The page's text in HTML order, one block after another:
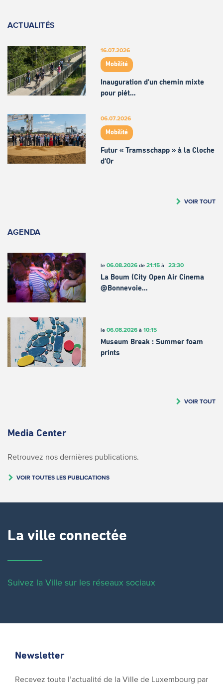
ACTUALITÉS
16.07.2026
Mobilité
Inauguration d'un chemin mixte
pour piét…
06.07.2026
Mobilité
Futur « Tramsschapp » à la Cloche
d’Or
VOIR TOUT
AGENDA
le 06.08.2026de 21:15à 23:30
La Boum (City Open Air Cinema
@Bonnevoie…
le 06.08.2026à 10:15
Museum Break : Summer foam
prints
VOIR TOUT
Media Center
Retrouvez nos dernières publications.
VOIR TOUTES LES PUBLICATIONS
La ville connectée
Suivez la Ville sur les réseaux sociaux
Newsletter
Recevez toute l’actualité de la Ville de Luxembourg par